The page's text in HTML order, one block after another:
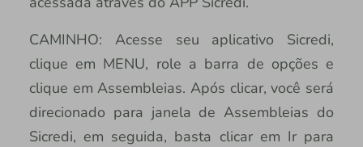
CAMINHO: Acesse seu aplicativo Sicredi,
clique em MENU, role a barra de opções e
clique em Assembleias. Após clicar, você será
direcionado para janela de Assembleias do
Sicredi, em seguida, basta clicar em Ir para